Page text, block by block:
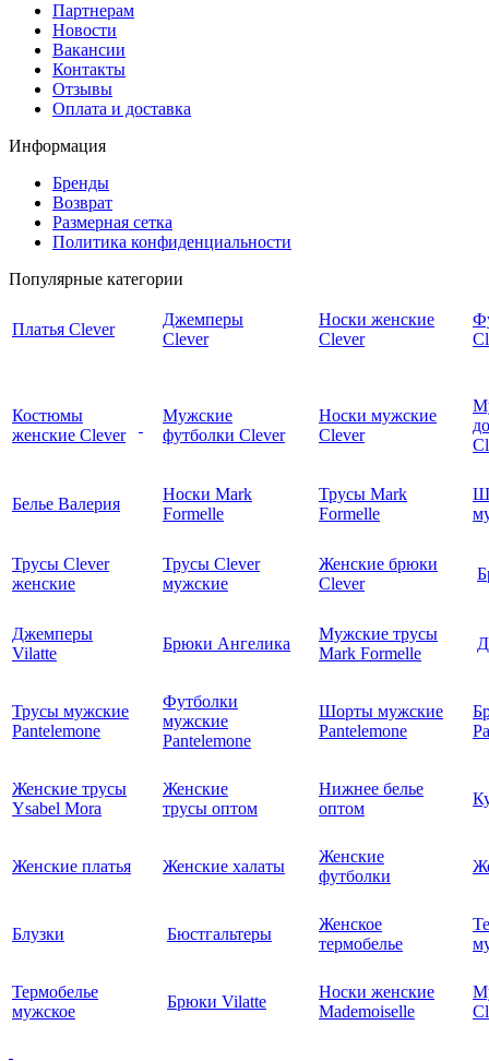
Партнерам
Новости
Вакансии
Контакты
Отзывы
Оплата и доставка
Информация
Бренды
Возврат
Размерная сетка
Политика конфиденциальности
Популярные категории
Платья Clever
Джемперы
Clever
Носки женские
Clever
Костюмы
женские Clever
Мужские
футболки Clever
Носки мужские
Clever
Белье Валерия
Носки Mark
Formelle
Трусы Mark
Formelle
Трусы Clever
женские
Трусы Clever
мужские
Женские брюки
Clever
Джемперы
Vilatte
Брюки Ангелика
Мужские трусы
Mark Formelle
Трусы мужские
Pantelemone
Футболки
мужские
Pantelemone
Шорты мужские
Pantelemone
Женские трусы
Ysabel Mora
Женские
трусы оптом
Нижнее белье
оптом
Женские платья Женские халаты
Женские
футболки
Блузки Бюстгальтеры
Женское
термобелье
Термобелье
мужское
Брюки Vilatte
Носки женские
Mademoiselle